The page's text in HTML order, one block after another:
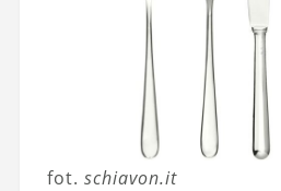
fot. schiavon.it